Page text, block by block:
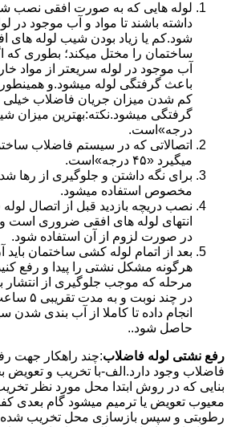
لوله هایی که به صورت افقی نصب
داشته باشند تا مواد و آب موجود در
شود.کم یا زیاد بودن شیب لوله
ساختمان را مختل میکند؛ بطوری که
آب موجود در لوله سریعتر از مواد
باعث گرفتگی لوله میشود.و
کم شدن میزان جریان فاضلاب خیلی
درجه»است.
اتصالاتی که در سیستم فاضلاب
میگیرد «۴۵ درجه»است.
برای نگه داشتن و جلوگیری از رها
مخصوص استفاده میشود.
نصب دریچه بازدید قبل از اتصال لوله
انتهای لوله های افقی ضروری است
در صورت لزوم از آن استفاده شود.
بعد از اتمام لوله کشی ساختمان
هرگونه مشکل نشتی را پیدا و رفع
مرحله که موجب جلوگیری از انتشار
در چند
انجام داده تا کاملا از آب بندی
حاصل شود..
رفع نشتی لوله فاضلاب:چند راهکار جهت
فاضلاب وجود دارد.الف-با تخریب و
بنایی که در روش ابتدا محل مورد نظر
معیوب تعویض یا ترمیم میشود گام بعدی
رطوبتی و سپس بازسازی محل تخریب شده